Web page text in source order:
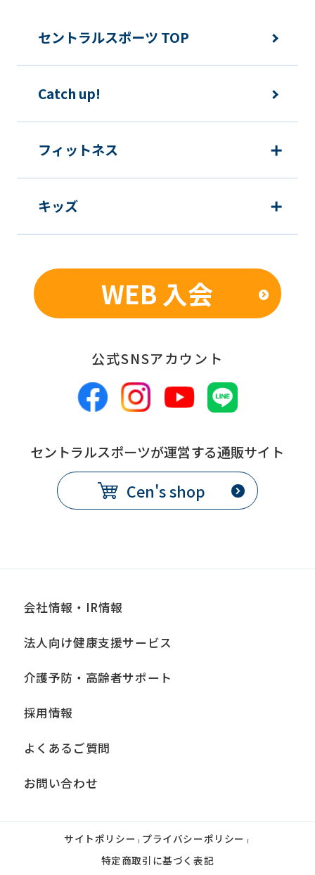
セントラルスポーツ TOP
Catch up!
フィットネス
キッズ
WEB 入会
公式SNSアカウント
セントラルスポーツが運営する通販サイト
Cen's shop
会社情報・IR情報
法人向け健康支援サービス
介護予防・高齢者サポート
採用情報
よくあるご質問
お問い合わせ
サイトポリシー | プライバシーポリシー |
特定商取引に基づく表記